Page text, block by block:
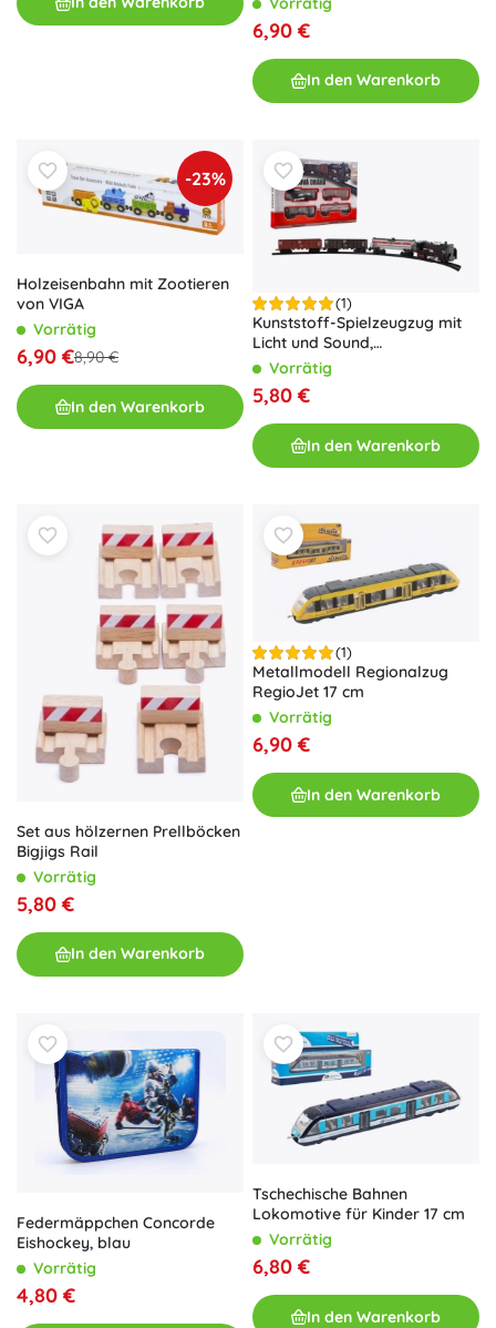
6,90 €
In den Warenkorb
-23%
Holzeisenbahn mit Zootieren
von VIGA
Vorrätig
6,90 €8,90 €
In den Warenkorb
(1)
Kunststoff-Spielzeugzug mit
Licht und Sound,
batteriebetrieben, mit
Schienen 104 × 68 cm
Vorrätig
5,80 €
In den Warenkorb
Set aus hölzernen Prellböcken
Bigjigs Rail
Vorrätig
5,80 €
In den Warenkorb
(1)
Metallmodell Regionalzug
RegioJet 17 cm
Vorrätig
6,90 €
In den Warenkorb
Federmäppchen Concorde
Eishockey, blau
Vorrätig
4,80 €
Tschechische Bahnen
Lokomotive für Kinder 17 cm
Vorrätig
6,80 €
In den Warenkorb